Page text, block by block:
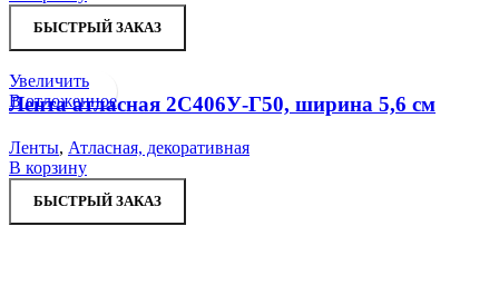
БЫСТРЫЙ ЗАКАЗ
Увеличить
В отложенное
Лента атласная 2С406У-Г50, ширина 5,6 см
Ленты, Атласная, декоративная
В корзину
БЫСТРЫЙ ЗАКАЗ